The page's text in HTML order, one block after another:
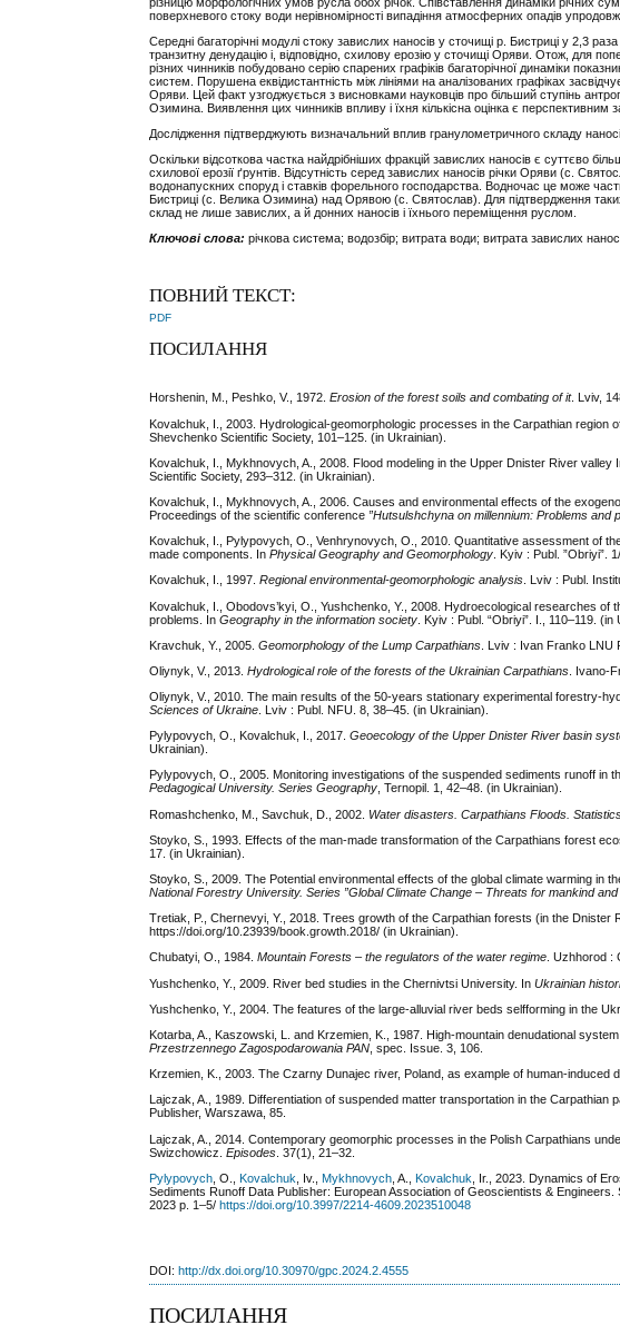
поверхневого стоку води нерівномірності випадіння атмосферних опадів упродовж
Середні багаторічні модулі стоку завислих наносів у сточищі р. Бистриці у 2,3
транзитну денудацію і, відповідно, схилову ерозію у сточищі Оряви. Отож, для
різних чинників побудовано серію спарених графіків багаторічної динаміки
систем. Порушена еквідистантність між лініями на аналізованих графіках
Оряви. Цей факт узгоджується з висновками науковців про більший ступінь
Озимина. Виявлення цих чинників впливу і їхня кількісна оцінка є перспективним
Дослідження підтверджують визначальний вплив гранулометричного складу
Оскільки відсоткова частка найдрібніших фракцій завислих наносів є суттєво
схилової ерозії ґрунтів. Відсутність серед завислих наносів річки Оряви (с.
водонапускних споруд і ставків форельного господарства. Водночас це може
Бистриці (с. Велика Озимина) над Орявою (с. Святослав). Для підтвердження
склад не лише завислих, а й донних наносів і їхнього переміщення руслом.
Ключові слова: річкова система; водозбір; витрата води; витрата завислих
ПОВНИЙ ТЕКСТ:
PDF
ПОСИЛАННЯ
Horshenin, M., Peshko, V., 1972.Erosion of the forest soils and combating of it. Lviv,
Kovalchuk, I., 2003. Hydrological-geomorphologic processes in the Carpathian region
Shevchenko Scientific Society, 101–125. (in Ukrainian).
Kovalchuk, I., Mykhnovych, A., 2008. Flood modeling in the Upper Dnister River valley
Scientific Society, 293–312. (in Ukrainian).
Kovalchuk, I., Mykhnovych, A., 2006. Causes and environmental effects of the
Proceedings of the scientific conference ”Hutsulshchyna on millennium:Problems and
Kovalchuk, I., Pylypovych, O., Venhrynovych, O., 2010. Quantitative assessment of
made components. InPhysical Geography and Geomorphology . Kyiv : Publ. ”Obriyi”.
Kovalchuk, I., 1997.Regional environmental-geomorphologic analysis . Lviv : Publ.
Kovalchuk, I., Obodovs’kyi, O., Yushchenko, Y., 2008. Hydroecological researches
problems. InGeography in the information society . Kyiv : Publ. “Obriyi”. I., 110–119. (in
Kravchuk, Y., 2005.Geomorphology of the Lump Carpathians . Lviv : Ivan Franko LNU
Oliynyk, V., 2013.Hydrological role of the forests of the Ukrainian Carpathians . Ivano-
Oliynyk, V., 2010. The main results of the 50-years stationary experimental forestry-
Sciences of Ukraine . Lviv : Publ. NFU. 8, 38–45. (in Ukrainian).
Pylypovych, O., Kovalchuk, I., 2017.Geoecology of the Upper Dnister River basin
Ukrainian).
Pylypovych, O., 2005. Monitoring investigations of the suspended sediments runoff in
Pedagogical University. Series Geography, Ternopil. 1, 42–48. (in Ukrainian).
Romashchenko, M., Savchuk, D., 2002. Water disasters. Carpathians Floods.
Stoyko, S., 1993. Effects of the man-made transformation of the Carpathians forest
17. (in Ukrainian).
Stoyko, S., 2009. The Potential environmental effects of the global climate warming in
National Forestry University. Series ”Global Climate Change – Threats for mankind
Tretiak, P., Chernevyi, Y., 2018. Trees growth of the Carpathian forests (in the Dnister
https://doi.org/10.23939/book.growth.2018/ (in Ukrainian).
Chubatyi, O., 1984.Mountain Forests –the regulators of the water regime. Uzhhorod :
Yushchenko, Y., 2009. River bed studies in the Chernivtsi University. InUkrainian
Yushchenko, Y., 2004. The features of the large-alluvial river beds selfforming in the
Kotarba, A., Kaszowski, L. and Krzemien, K., 1987. High-mountain denudational
Przestrzennego Zagospodarowania PAN , spec. Issue. 3, 106.
Krzemien, K., 2003. The Czarny Dunajec river, Poland, as example of human-
Lajczak, A., 1989. Differentiation of suspended matter transportation in the
Publisher, Warszawa, 85.
Lajczak, A., 2014. Contemporary geomorphic processes in the Polish Carpathians
Swizchowicz.Episodes . 37(1), 21–32.
Pylypovych , O.,Kovalchuk , Iv.,Mykhnovych , A.,Kovalchuk
, Ir., 2023. Dynamics of
Sediments Runoff Data Publisher: European Association of Geoscientists & Engineers.
2023 p. 1–5/https://doi.org/10.3997/2214-4609.2023510048
DOI:http://dx.doi.org/10.30970/gpc.2024.2.4555
ПОСИЛАННЯ